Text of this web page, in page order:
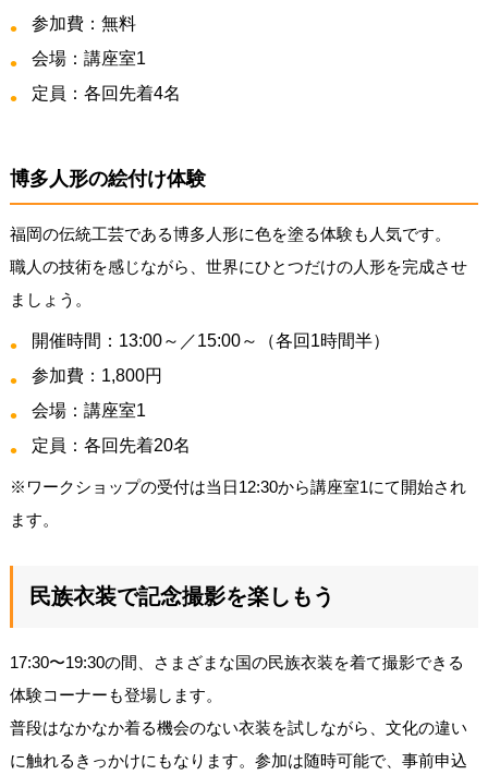
参加費：無料
会場：講座室1
定員：各回先着4名
博多人形の絵付け体験
福岡の伝統工芸である博多人形に色を塗る体験も人気です。
職人の技術を感じながら、世界にひとつだけの人形を完成させ
ましょう。
開催時間：13:00～／15:00～（各回1時間半）
参加費：1,800円
会場：講座室1
定員：各回先着20名
※ワークショップの受付は当日12:30から講座室1にて開始され
ます。
民族衣装で記念撮影を楽しもう
17:30〜19:30の間、さまざまな国の民族衣装を着て撮影できる
体験コーナーも登場します。
普段はなかなか着る機会のない衣装を試しながら、文化の違い
に触れるきっかけにもなります。参加は随時可能で、事前申込